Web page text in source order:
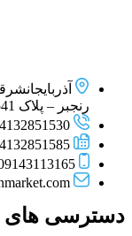
رنجبر – پلاک 541
دسترسی های